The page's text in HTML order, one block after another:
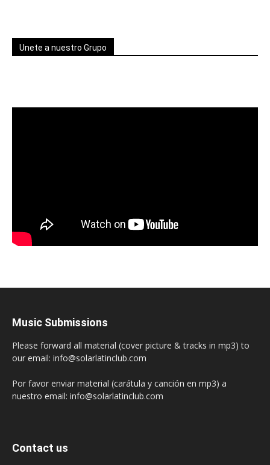
Unete a nuestro Grupo
Music Submissions
Please forward all material (cover picture & tracks in mp3) to
our email: info@solarlatinclub.com
Por favor enviar material (carátula y canción en mp3) a
nuestro email: info@solarlatinclub.com
Contact us